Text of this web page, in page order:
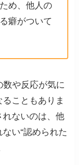
め、他人の
癖がついて
や反応が気に
こともありま
ないのは、他
い“認められた